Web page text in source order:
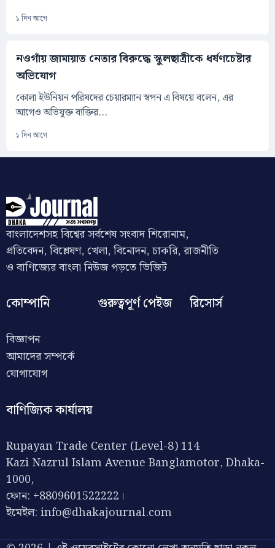
১ দিন আগে
নওগাঁয় জামায়াত নেতার বিরুদ্ধে স্কুলছাত্রীকে ধর্ষণচেষ্টার
অভিযোগ
কোলা ইউনিয়ন পরিষদের চেয়ারম্যান স্বপন এ বিষয়ে বলেন, এর
আগেও অভিযুক্ত ব্যক্তির...
১ দিন আগে
বাংলাদেশসহ বিশ্বের সর্বশেষ সংবাদ শিরোনাম,
প্রতিবেদন, বিশ্লেষণ, খেলা, বিনোদন, চাকরি, রাজনীতি
ও বাণিজ্যের বাংলা নিউজ পড়তে ভিজিট
কোম্পানি
বিজ্ঞাপন
আমাদের সম্পর্কে
যোগাযোগ
গুরুত্বপূর্ণ পেইজ রিসোর্স
বাণিজ্যিক কার্যালয়
Rupayan Trade Center (Level-8) 114
Kazi Nazrul Islam Avenue Banglamotor, Dhaka-
1000,
ফোন: +8809601522222।
ইমেইল: info@dhakajournal.com